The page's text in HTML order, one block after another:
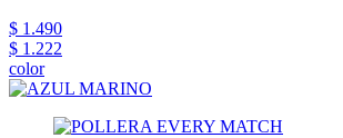
$ 1.490
$ 1.222
color